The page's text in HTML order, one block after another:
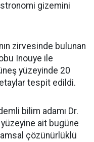
gizemini
zirvesinde bulunan
Inouye ile
yüzeyinde 20
tespit edildi.
bilim adamı Dr.
ait bugüne
çözünürlüklü